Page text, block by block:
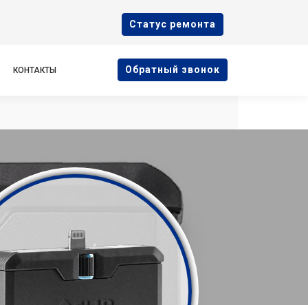
Cтатус ремонта
КОНТАКТЫ Oбратный звонок